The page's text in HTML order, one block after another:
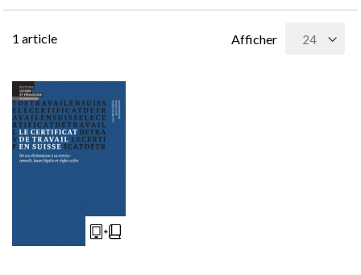
1 article Afficher